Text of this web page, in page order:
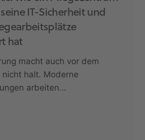
IT-Sicherheit und
hat
macht auch vor dem
halt. Moderne
arbeiten...